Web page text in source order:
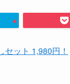
ット 1,980円！